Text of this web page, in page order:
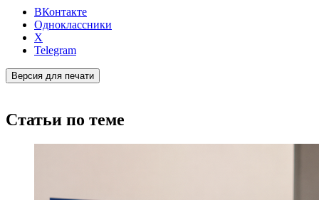
ВКонтакте
Одноклассники
X
Telegram
Версия для печати
Статьи по теме